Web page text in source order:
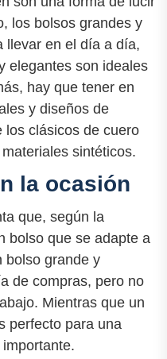
los bolsos grandes y
llevar en el día a día,
elegantes son ideales
hay que tener en
y diseños de
los clásicos de cuero
sintéticos.
la ocasión
que, según la
bolso que se adapte a
bolso grande y
de compras, pero no
Mientras que un
perfecto para una